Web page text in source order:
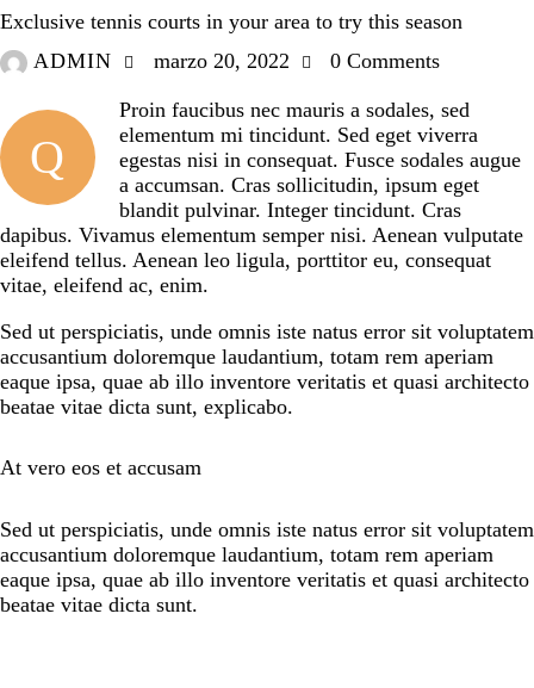
Exclusive tennis courts in your area to try this season
ADMIN
marzo 20, 2022 0 Comments
Q
Proin faucibus nec mauris a sodales, sed
elementum mi tincidunt. Sed eget viverra
egestas nisi in consequat. Fusce sodales augue
a accumsan. Cras sollicitudin, ipsum eget
blandit pulvinar. Integer tincidunt. Cras
dapibus. Vivamus elementum semper nisi. Aenean vulputate
eleifend tellus. Aenean leo ligula, porttitor eu, consequat
vitae, eleifend ac, enim.
Sed ut perspiciatis, unde omnis iste natus error sit voluptatem
accusantium doloremque laudantium, totam rem aperiam
eaque ipsa, quae ab illo inventore veritatis et quasi architecto
beatae vitae dicta sunt, explicabo.
At vero eos et accusam
Sed ut perspiciatis, unde omnis iste natus error sit voluptatem
accusantium doloremque laudantium, totam rem aperiam
eaque ipsa, quae ab illo inventore veritatis et quasi architecto
beatae vitae dicta sunt.